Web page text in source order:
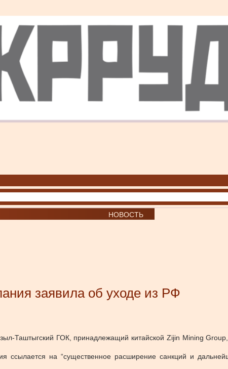
НОВОСТЬ
заявила об уходе из РФ
Таштыгский ГОК, принадлежащий китайской Zijin Mining
ссылается на “существенное расширение санкций и